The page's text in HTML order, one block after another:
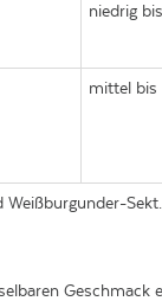
niedrig
mittel bis
Sekt.
Geschmack